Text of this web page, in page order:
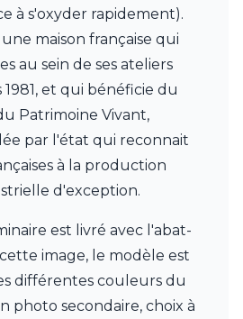
à s'oxyder rapidement).
maison française qui
au sein de ses ateliers
et qui bénéficie du
Patrimoine Vivant,
par l'état qui reconnait
à la production
d'exception.
est livré avec l'abat-
image, le modèle est
différentes couleurs du
photo secondaire, choix à